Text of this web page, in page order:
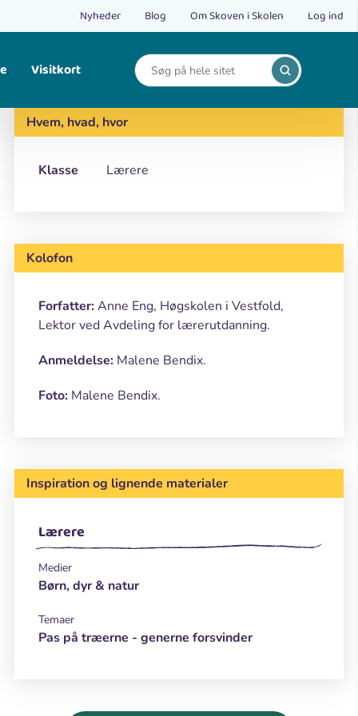
Nyheder Blog Om Skoven i Skolen Log ind
Visitkort
Print
Hvem, hvad, hvor
Klasse Lærere
Kolofon
Forfatter:Anne Eng, Høgskolen i Vestfold,
Lektor ved Avdeling for lærerutdanning.
Anmeldelse:Malene Bendix.
Foto:Malene Bendix.
Inspiration og lignende materialer
Lærere
Medier
Børn, dyr & natur
Temaer
Pas på træerne - generne forsvinder